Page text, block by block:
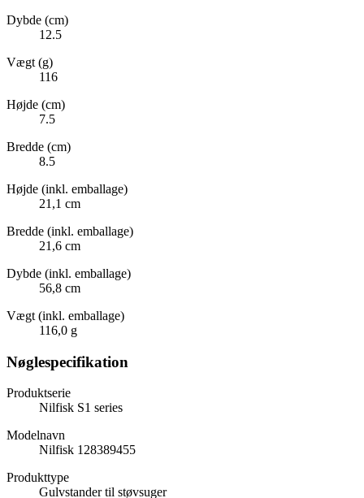
Dybde (cm)
12.5
Vægt (g)
116
Højde (cm)
7.5
Bredde (cm)
8.5
Højde (inkl. emballage)
21,1 cm
Bredde (inkl. emballage)
21,6 cm
Dybde (inkl. emballage)
56,8 cm
Vægt (inkl. emballage)
116,0 g
Nøglespecifikation
Produktserie
Nilfisk S1 series
Modelnavn
Nilfisk 128389455
Produkttype
Gulvstander til støvsuger